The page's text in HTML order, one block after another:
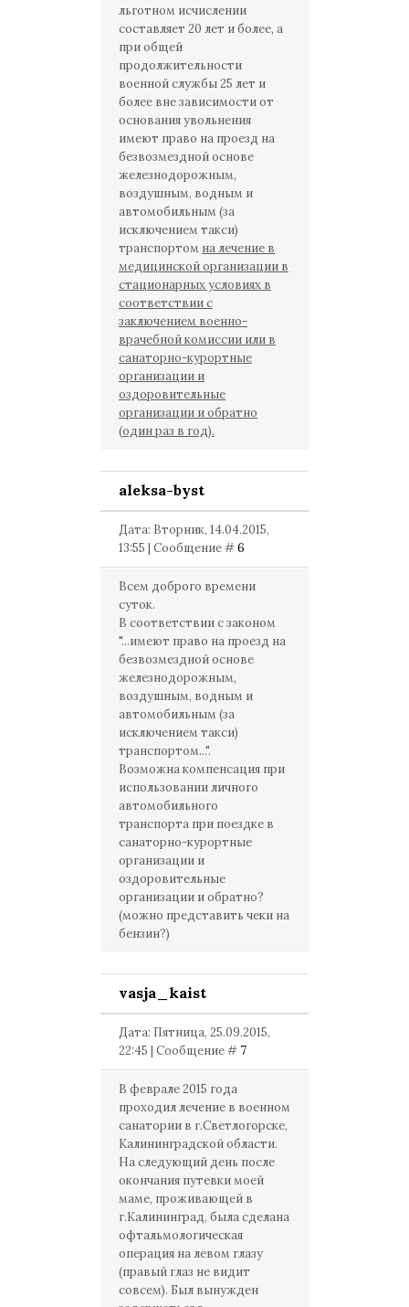
льготном исчислении
составляет 20 лет и более, а
при общей
продолжительности
военной службы 25 лет и
более вне зависимости от
основания увольнения
имеют право на проезд на
безвозмездной основе
железнодорожным,
воздушным, водным и
автомобильным (за
исключением такси)
транспортом на лечение в
медицинской организации в
стационарных условиях в
соответствии с
заключением военно-
врачебной комиссии или в
санаторно-курортные
организации и
оздоровительные
организации и обратно
(один раз в год).
aleksa-byst
Дата: Вторник, 14.04.2015,
13:55 | Сообщение #6
Всем доброго времени
суток.
В соответствии с законом
"...имеют право на проезд на
безвозмездной основе
железнодорожным,
воздушным, водным и
автомобильным (за
исключением такси)
транспортом...".
Возможна компенсация при
использовании личного
автомобильного
транспорта при поездке в
санаторно-курортные
организации и
оздоровительные
организации и обратно?
(можно представить чеки на
бензин?)
vasja_kaist
Дата: Пятница, 25.09.2015,
22:45 | Сообщение # 7
В феврале 2015 года
проходил лечение в военном
санатории в г.Светлогорске,
Калининградской области.
На следующий день после
окончания путевки моей
маме, проживающей в
г.Калининград, была сделана
офтальмологическая
операция на левом глазу
(правый глаз не видит
совсем). Был вынужден